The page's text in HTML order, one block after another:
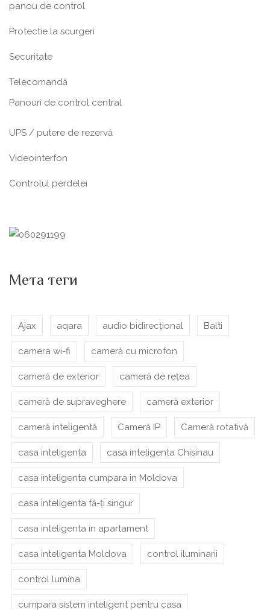
panou de control
Protectie la scurgeri
Securitate
Telecomandă
Panouri de control central
UPS / putere de rezervă
Videointerfon
Сontrolul perdelei
Мета теги
Ajax aqara audio bidirecțional Balti
camera wi-fi cameră cu microfon
cameră de exterior cameră de rețea
cameră de supraveghere cameră exterior
cameră inteligentă Cameră IP Cameră rotativă
casa inteligenta casa inteligenta Chisinau
casa inteligenta cumpara in Moldova
casa inteligenta fă-ți singur
casa inteligenta in apartament
casa inteligenta Moldova control iluminarii
control lumina
cumpara sistem inteligent pentru casa